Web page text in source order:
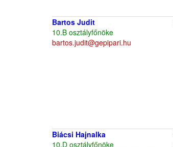
Bartos Judit
10.B osztályfőnöke
bartos.judit@gepipari.hu
Biácsi Hajnalka
10.D osztályfőnöke